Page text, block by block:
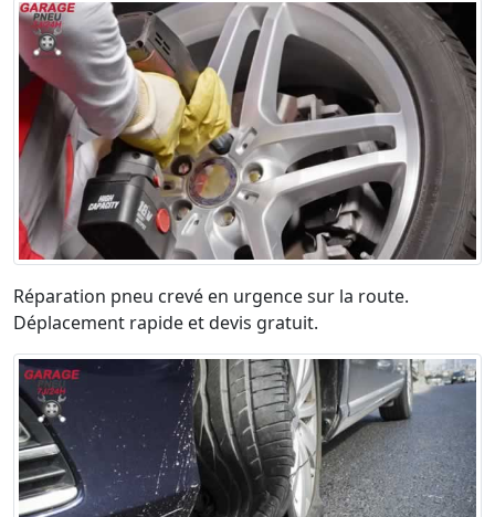
Réparation pneu crevé en urgence sur la route.
Déplacement rapide et devis gratuit.